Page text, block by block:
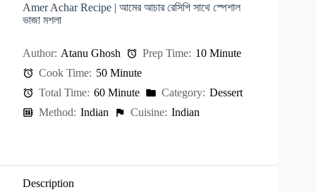
Amer Achar Recipe | আমের আচার রেসিপি সাথে স্পেশাল
ভাজা মশলা
Author: Atanu Ghosh Prep Time: 10 Minute
Cook Time: 50 Minute
Total Time: 60 Minute Category: Dessert
Method: Indian Cuisine: Indian
Description